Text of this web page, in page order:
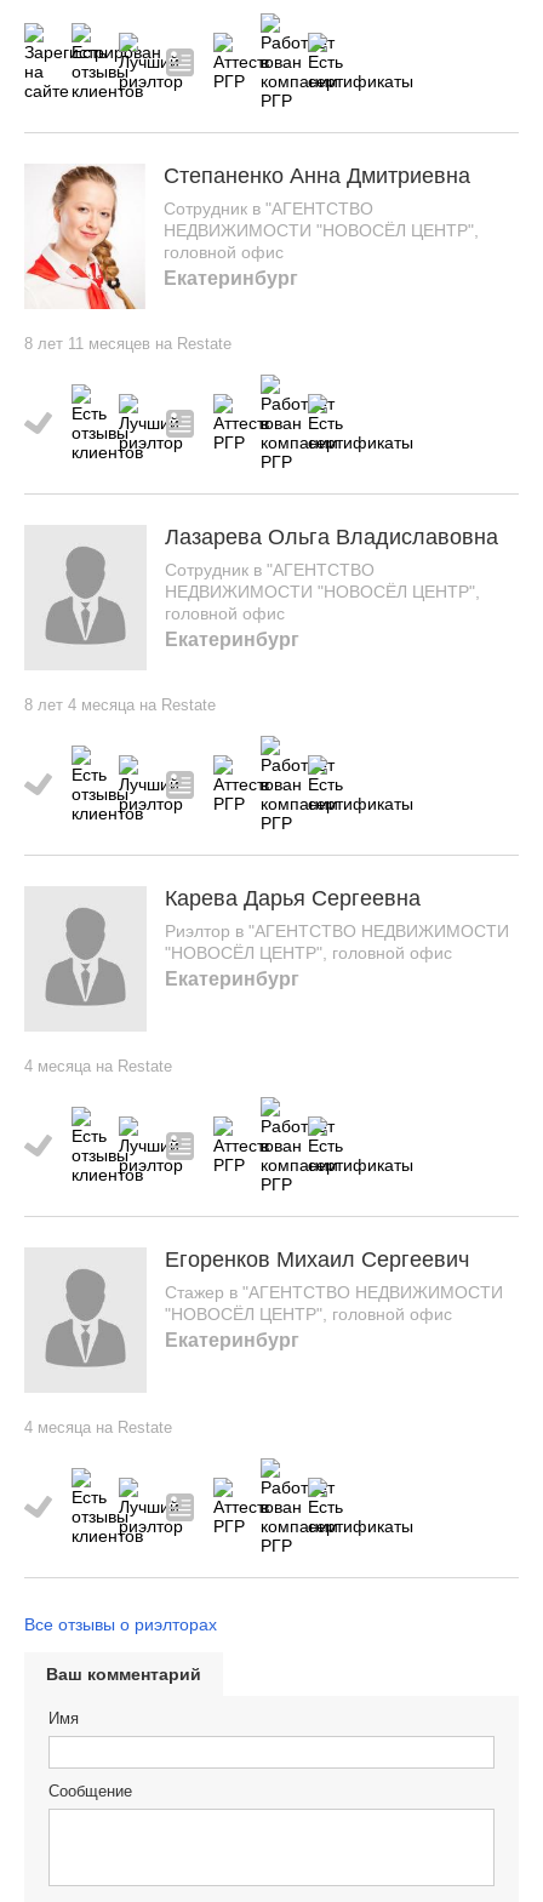
Степаненко Анна Дмитриевна
Сотрудник в "АГЕНТСТВО
НЕДВИЖИМОСТИ "НОВОСЁЛ ЦЕНТР",
головной офис
Екатеринбург
8 лет 11 месяцев на Restate
Лазарева Ольга Владиславовна
Сотрудник в "АГЕНТСТВО
НЕДВИЖИМОСТИ "НОВОСЁЛ ЦЕНТР",
головной офис
Екатеринбург
8 лет 4 месяца на Restate
Карева Дарья Сергеевна
Риэлтор в "АГЕНТСТВО НЕДВИЖИМОСТИ
"НОВОСЁЛ ЦЕНТР", головной офис
Екатеринбург
4 месяца на Restate
Егоренков Михаил Сергеевич
Стажер в "АГЕНТСТВО НЕДВИЖИМОСТИ
"НОВОСЁЛ ЦЕНТР", головной офис
Екатеринбург
4 месяца на Restate
Все отзывы о риэлторах
Ваш комментарий
Имя
Сообщение